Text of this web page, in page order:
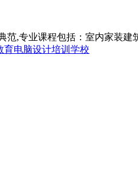
范,专业课程包括：室内家装
育电脑设计培训学校